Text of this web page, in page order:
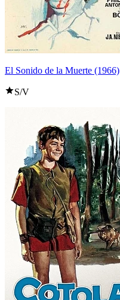
El Sonido de la Muerte (1966)
S/V